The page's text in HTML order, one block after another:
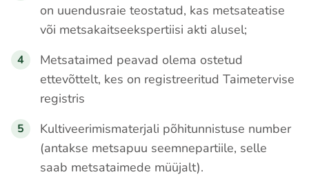
on uuendusraie teostatud, kas metsateatise
või metsakaitseekspertiisi akti alusel;
Metsataimed peavad olema ostetud
ettevõttelt, kes on registreeritud Taimetervise
registris
Kultiveerimismaterjali põhitunnistuse number
(antakse metsapuu seemnepartiile, selle
saab metsataimede müüjalt).